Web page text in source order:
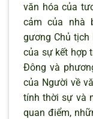
văn hóa của
cảm của nhà
gương Chủ
của sự kết hợp
Đông và
của Người về
tính thời sự và
quan điểm,